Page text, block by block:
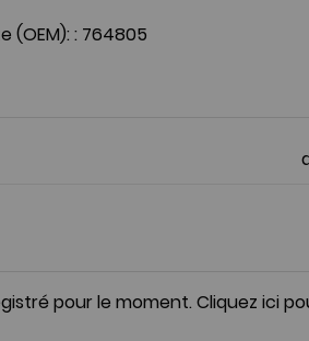
(OEM): : 764805
pour le moment. Cliquez ici